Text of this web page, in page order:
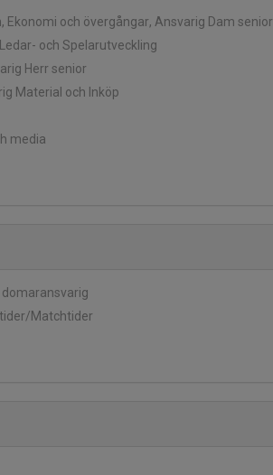
Ekonomi och övergångar, Ansvarig Dam senior
och Spelarutveckling
Herr senior
Material och Inköp
media
domaransvarig
Matchtider